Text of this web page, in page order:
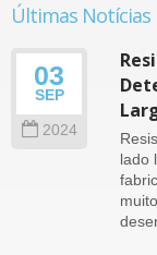
Últimas Notícias
03
SEP
2024
lado